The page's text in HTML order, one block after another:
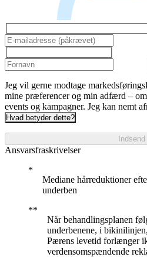
Jeg vil gerne modtage
mine præferencer og min adfærd –
events og kampagner. Jeg kan nemt
Hvad betyder dette?
Indsend
Ansvarsfraskrivelser
Mediane hårreduktioner
underben
Når behandlingsplanen
underbenene, i
Pærens levetid forlænger
verdensomspændende